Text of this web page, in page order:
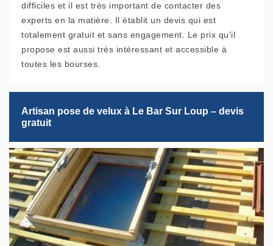
difficiles et il est très important de contacter des
experts en la matière. Il établit un devis qui est
totalement gratuit et sans engagement. Le prix qu'il
propose est aussi très intéressant et accessible à
toutes les bourses.
Artisan pose de velux à Le Bar Sur Loup – devis
gratuit